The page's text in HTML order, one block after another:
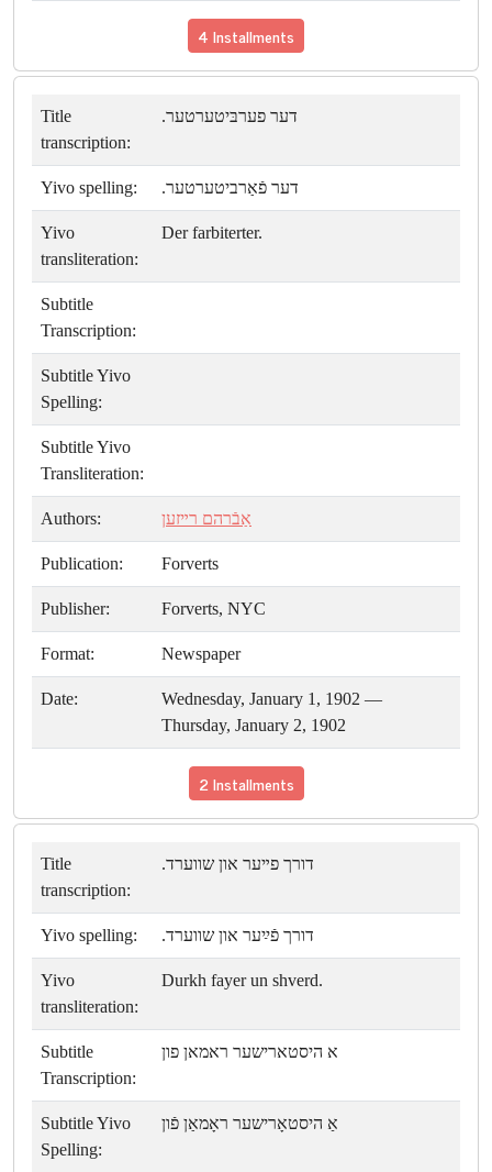
4 Installments
Title
transcription:
דער פערבּיטערטער.
Yivo spelling: דער פֿאַרביטערטער.
Yivo
transliteration:
Der farbiterter.
Subtitle
Transcription:
Subtitle Yivo
Spelling:
Subtitle Yivo
Transliteration:
Authors: אַבֿרהם רײזען
Publication: Forverts
Publisher: Forverts, NYC
Format: Newspaper
Date:
Wednesday, January 1, 1902 —
Thursday, January 2, 1902
2 Installments
Title
transcription:
דורך פײער און שווערד.
Yivo spelling: דורך פֿײַער און שווערד.
Yivo
transliteration:
Durkh fayer un shverd.
Subtitle
Transcription:
א היסטארישער ראמאן פון
Subtitle Yivo
Spelling:
אַ היסטאָרישער ראָמאַן פֿון